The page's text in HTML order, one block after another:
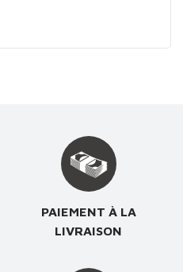
PAIEMENT À LA
LIVRAISON